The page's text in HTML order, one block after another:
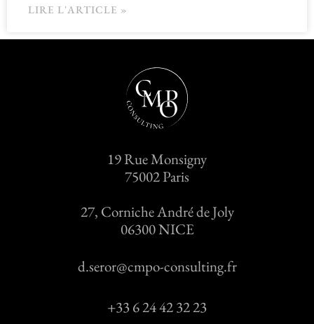
LIRE L'ARTICLE »
19 Rue Monsigny
75002 Paris
27, Corniche André de Joly
06300 NICE
d.seror@cmpo-consulting.fr
+33 6 24 42 32 23